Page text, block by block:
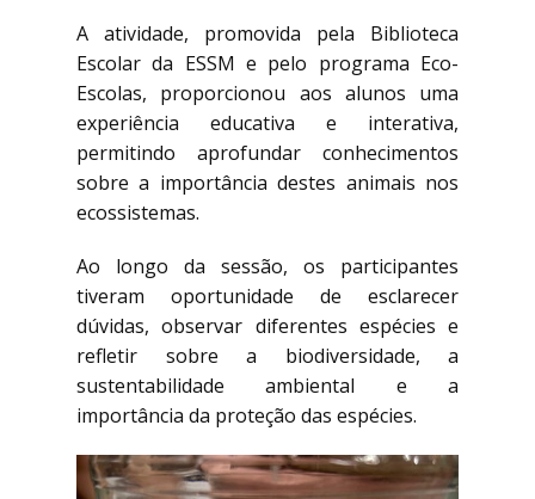
A atividade, promovida pela Biblioteca
Escolar da ESSM e pelo programa Eco-
Escolas, proporcionou aos alunos uma
experiência educativa e interativa,
permitindo aprofundar conhecimentos
sobre a importância destes animais nos
ecossistemas.
Ao longo da sessão, os participantes
tiveram oportunidade de esclarecer
dúvidas, observar diferentes espécies e
refletir sobre a biodiversidade, a
sustentabilidade ambiental e a
importância da proteção das espécies.